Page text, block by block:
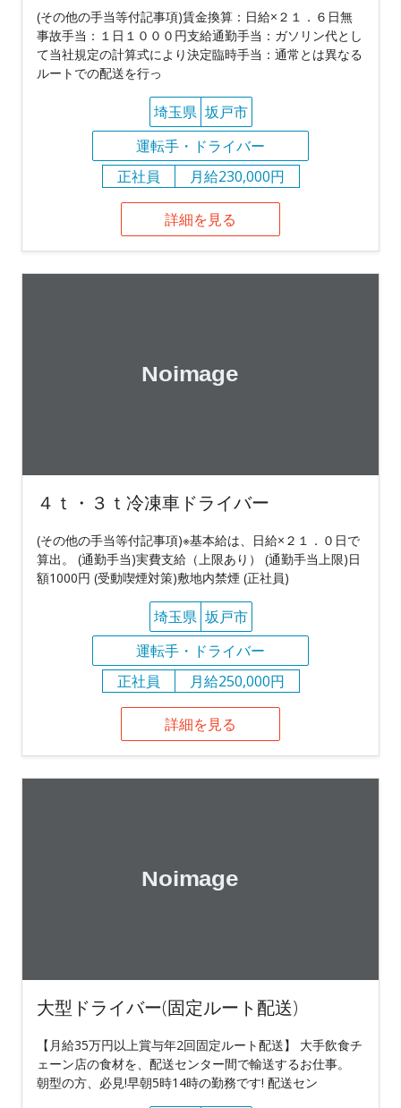
(その他の手当等付記事項)賃金換算：日給×２１．６日無
事故手当：１日１０００円支給通勤手当：ガソリン代とし
て当社規定の計算式により決定臨時手当：通常とは異なる
ルートでの配送を行っ
埼玉県 坂戸市
運転手・ドライバー
正社員
月給230,000円
詳細を見る
４ｔ・３ｔ冷凍車ドライバー
(その他の手当等付記事項)※基本給は、日給×２１．０日で
算出。 (通勤手当)実費支給（上限あり） (通勤手当上限)日
額1000円 (受動喫煙対策)敷地内禁煙 (正社員)
埼玉県 坂戸市
運転手・ドライバー
正社員
月給250,000円
詳細を見る
大型ドライバー(固定ルート配送)
【月給35万円以上賞与年2回固定ルート配送】 大手飲食チ
ェーン店の食材を、配送センター間で輸送するお仕事。
朝型の方、必見!早朝5時14時の勤務です! 配送セン